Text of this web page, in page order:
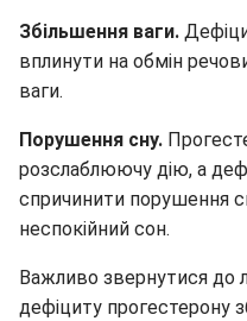
Збільшення ваги.
вплинути на обмін
ваги.
Порушення сну.
розслаблюючу дію, а
спричинити порушення
неспокійний сон.
Важливо звернутися до
дефіциту прогестерону